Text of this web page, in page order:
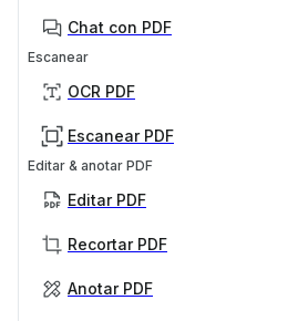
Chat con PDF
Escanear
OCR PDF
Escanear PDF
Editar & anotar PDF
Editar PDF
Recortar PDF
Anotar PDF